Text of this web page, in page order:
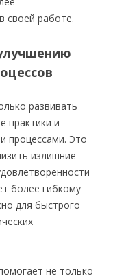
своей работе.
развивать
практики и
процессами. Это
излишние
более гибкому
для быстрого
не только